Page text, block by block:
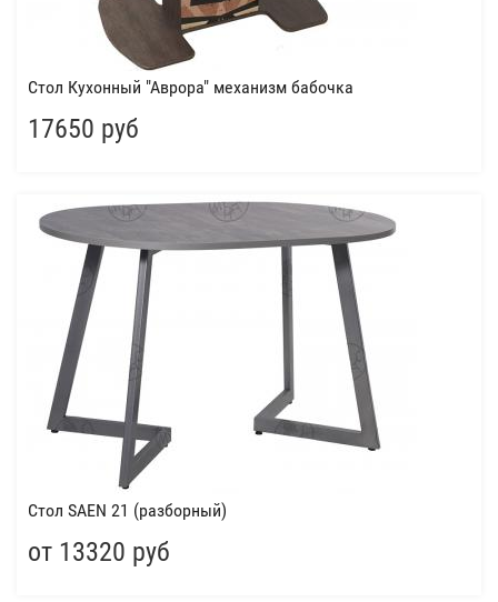
Стол Кухонный "Аврора" механизм бабочка
17650 руб
Стол SAEN 21 (разборный)
от 13320 руб